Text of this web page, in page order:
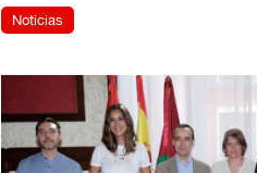
Noticias